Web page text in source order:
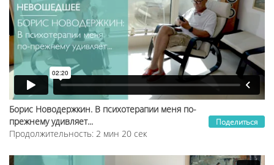
Поделиться
Борис Новодержкин. В психотерапии меня по-
прежнему удивляет...
Продолжительность: 2 мин 20 сек